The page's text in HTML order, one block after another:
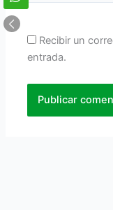
Recibir un
entrada.